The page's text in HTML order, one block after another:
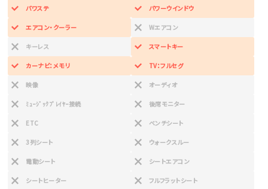
パワステ パワーウインドウ
エアコン・クーラー Wエアコン
キーレス スマートキー
カーナビ：メモリ TV：フルセグ
映像 オーディオ
ﾐｭｰｼﾞｯｸﾌﾟﾚｲﾔｰ接続 後席モニター
ETC ベンチシート
3列シート ウォークスルー
電動シート シートエアコン
シートヒーター フルフラットシート